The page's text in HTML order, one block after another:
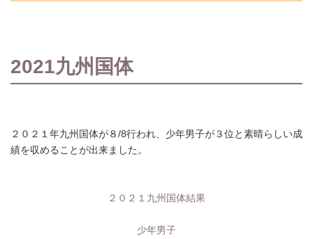
2021九州国体
２０２１年九州国体が８/8行われ、少年男子が３位と素晴らしい成
績を収めることが出来ました。
２０２１九州国体結果
少年男子